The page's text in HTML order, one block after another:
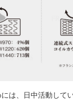
は、日中活動して